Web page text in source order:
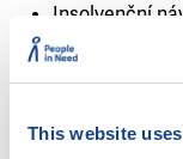
This website
Insolvenční
podání návrhu
Obrana v
rozpočtu